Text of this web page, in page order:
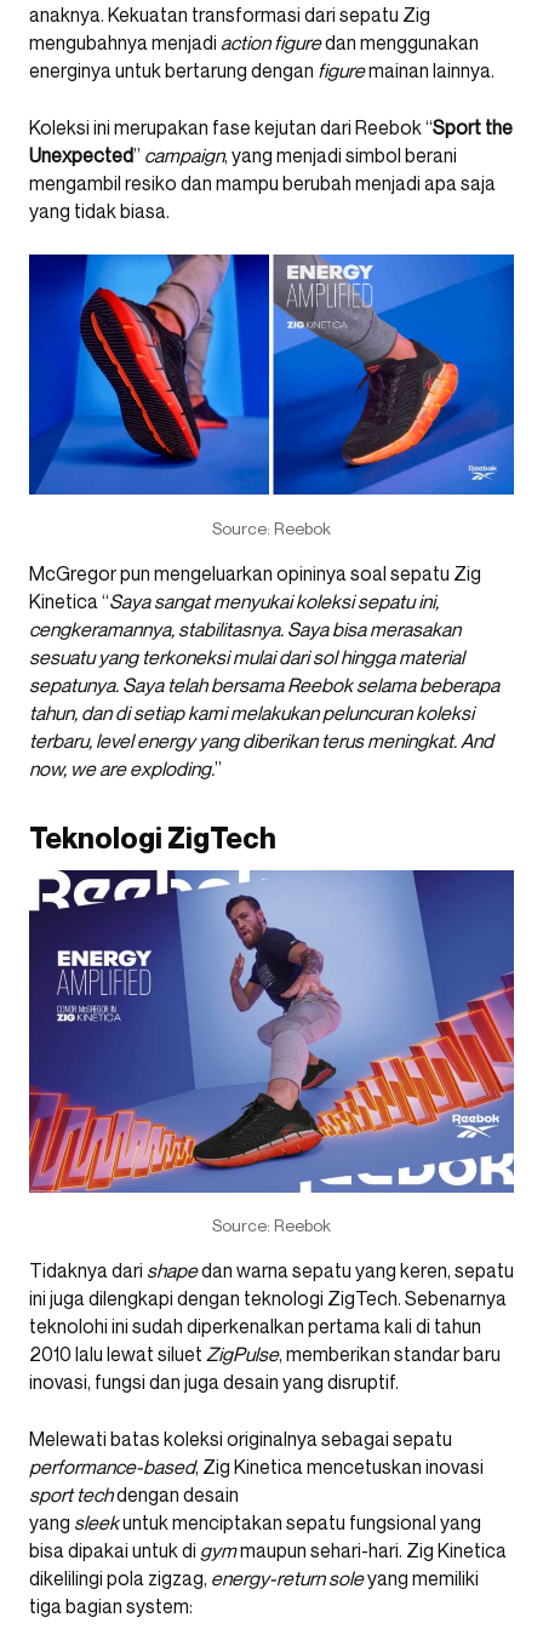
anaknya. Kekuatan transformasi dari sepatu Zig
mengubahnya menjadi action figuredan menggunakan
energinya untuk bertarung dengan figuremainan lainnya.
Koleksi ini merupakan fase kejutan dari Reebok “Sport the
Unexpected” campaign, yang menjadi simbol berani
mengambil resiko dan mampu berubah menjadi apa saja
yang tidak biasa.
Source: Reebok
McGregor pun mengeluarkan opininya soal sepatu Zig
Kinetica “Saya sangat menyukai koleksi sepatu ini,
cengkeramannya, stabilitasnya. Saya bisa merasakan
sesuatu yang terkoneksi mulai dari sol hingga material
sepatunya. Saya telah bersama Reebok selama beberapa
tahun, dan di setiap kami melakukan peluncuran koleksi
terbaru, level energy yang diberikan terus meningkat. And
now, we are exploding.”
Teknologi ZigTech
Source: Reebok
Tidaknya dari shapedan warna sepatu yang keren, sepatu
ini juga dilengkapi dengan teknologi ZigTech. Sebenarnya
teknolohi ini sudah diperkenalkan pertama kali di tahun
2010 lalu lewat siluet ZigPulse, memberikan standar baru
inovasi, fungsi dan juga desain yang disruptif.
Melewati batas koleksi originalnya sebagai sepatu
performance-based, Zig Kinetica mencetuskan inovasi
sport techdengan desain
yang sleekuntuk menciptakan sepatu fungsional yang
bisa dipakai untuk di gymmaupun sehari-hari. Zig Kinetica
dikelilingi pola zigzag, energy-return soleyang memiliki
tiga bagian system: